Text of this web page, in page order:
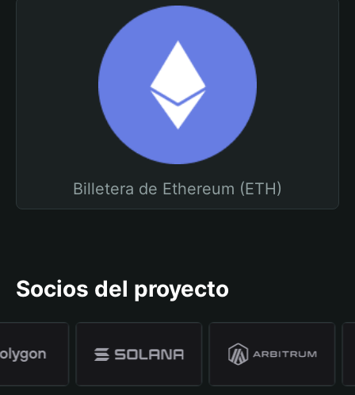
Billetera de Ethereum (ETH)
Socios del proyecto